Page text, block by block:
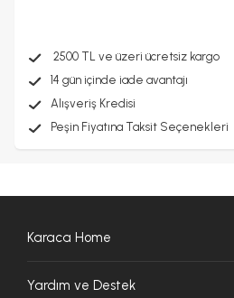
2500 TL ve üzeri ücretsiz kargo
14 gün içinde iade avantajı
Alışveriş Kredisi
Peşin Fiyatına Taksit Seçenekleri
Karaca Home
Yardım ve Destek